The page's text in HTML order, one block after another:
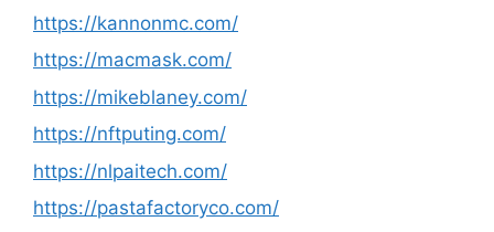
https://kannonmc.com/
https://macmask.com/
https://mikeblaney.com/
https://nftputing.com/
https://nlpaitech.com/
https://pastafactoryco.com/